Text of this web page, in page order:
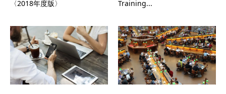
〈2018年度版〉
Training...